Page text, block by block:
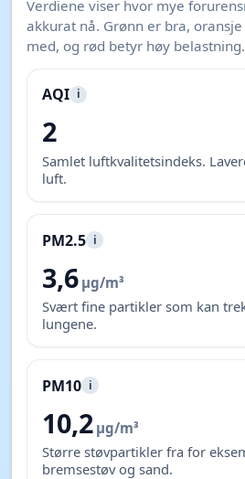
Verdiene viser hvor mye
akkurat nå. Grønn er bra,
med, og rød betyr høy belastning.
AQI i
2
Samlet luftkvalitetsindeks.
luft.
PM2.5 i
3,6 µg/m³
Svært fine partikler som kan
lungene.
PM10 i
10,2 µg/m³
Større støvpartikler fra for
bremsestøv og sand.